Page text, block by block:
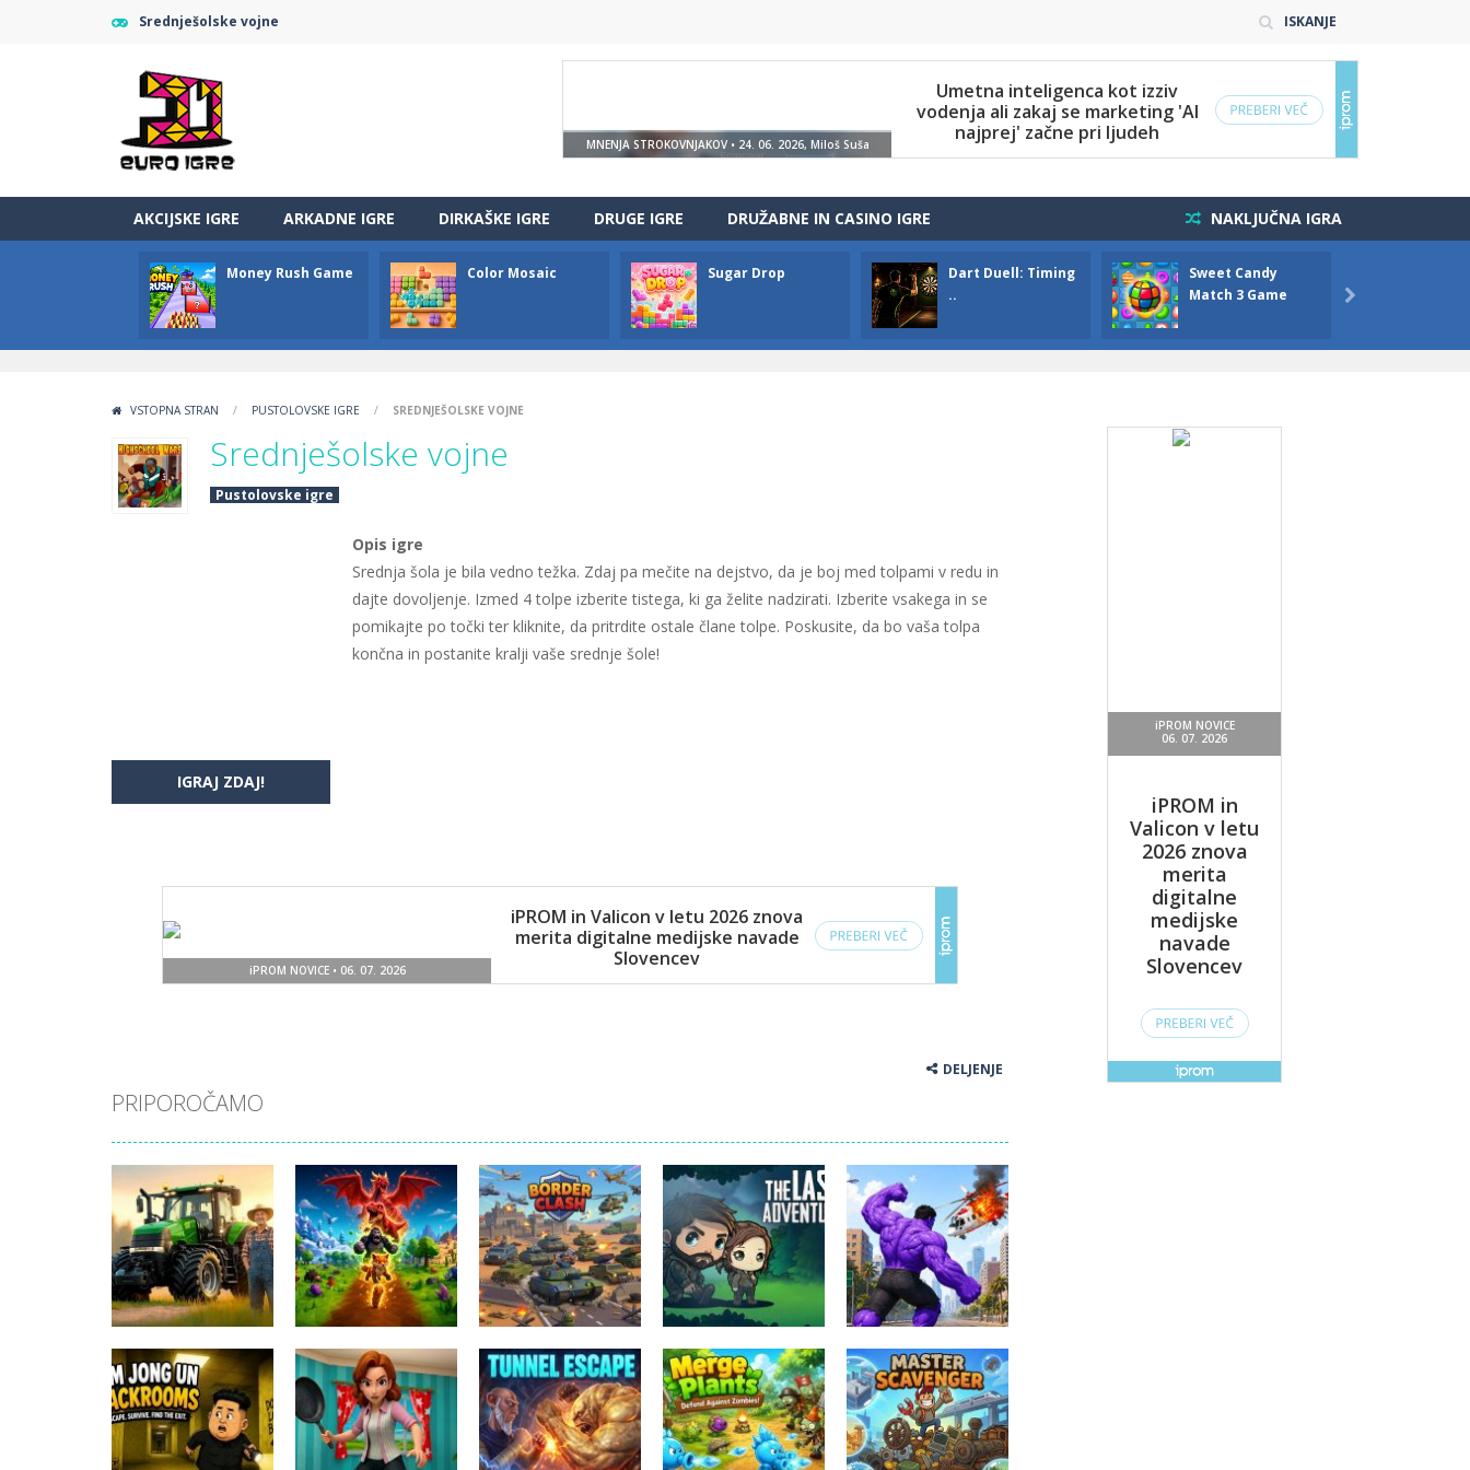
Srednješolske vojne ISKANJE
AKCIJSKE IGRE ARKADNE IGRE DIRKAŠKE IGRE DRUGE IGRE DRUŽABNE IN CASINO IGRE NAKLJUČNA IGRA
Money Rush Game Color Mosaic Sugar Drop
Dart Duell: Timing
..
Sweet Candy
Match 3 Game

VSTOPNA STRAN / PUSTOLOVSKE IGRE / SREDNJEŠOLSKE VOJNE
Srednješolske vojne
Pustolovske igre
Opis igre
Srednja šola je bila vedno težka. Zdaj pa mečite na dejstvo, da je boj med tolpami v redu in
dajte dovoljenje. Izmed 4 tolpe izberite tistega, ki ga želite nadzirati. Izberite vsakega in se
pomikajte po točki ter kliknite, da pritrdite ostale člane tolpe. Poskusite, da bo vaša tolpa
končna in postanite kralji vaše srednje šole!
IGRAJ ZDAJ!
DELJENJE
PRIPOROČAMO
Pustolovske igre
Farming
Simulation Game
Pustolovske igre
Evolution Arena
Battle Royale
Pustolovske igre
Border Clash
Pustolovske igre
The Last
Adventure
Pustolovske igre
Hero Monster
Battle Game